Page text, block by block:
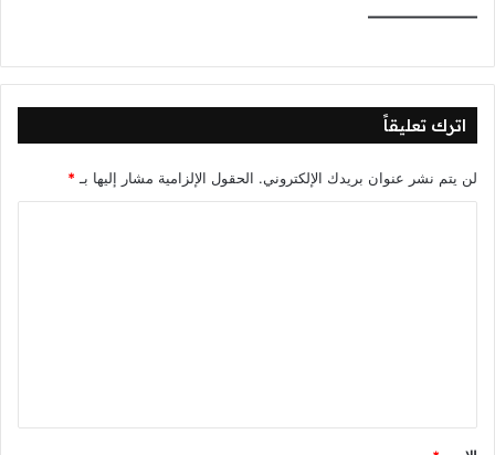
—————–
اترك تعليقاً
لن يتم نشر عنوان بريدك الإلكتروني. الحقول الإلزامية مشار إليها بـ *
*